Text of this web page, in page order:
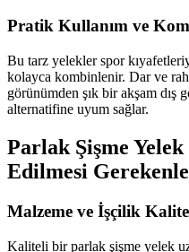
Pratik Kullanım ve
Bu tarz yelekler spor
kolayca kombinlenir. Dar ve
görünümden şık bir akşam dış
alternatifine uyum sağlar.
Parlak Şişme
Edilmesi
Malzeme ve İşçilik
Kaliteli bir parlak şişme yelek